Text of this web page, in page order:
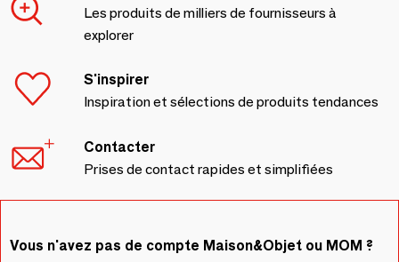
Les produits de milliers de fournisseurs à
explorer
S'inspirer
Inspiration et sélections de produits tendances
Contacter
Prises de contact rapides et simplifiées
Vous n'avez pas de compte Maison&Objet ou MOM ?